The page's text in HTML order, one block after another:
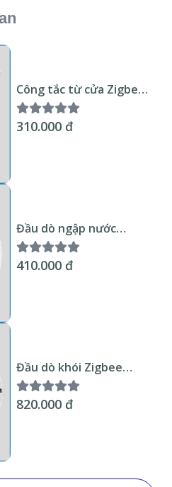
Công tắc từ cửa Zigbee
Tuya KNX Smart Home
310.000 đ
Đầu dò ngập nước
Zigbee Tuya KNX Smart
Home tròn
410.000 đ
Đầu dò khói Zigbee
Tuya KNX Smart Home
820.000 đ